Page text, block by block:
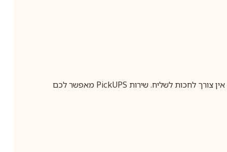
צורך לחכות לשליח. שירות PickUPS מאפשר לכם